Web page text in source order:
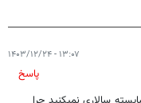
۱۳:۰۷ - ۱۴۰۳/۱۲/۲۴
پاسخ